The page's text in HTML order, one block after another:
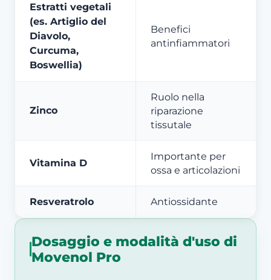
Estratti vegetali
(es. Artiglio del
Diavolo,
Curcuma,
Boswellia)
Benefici
antinfiammatori
Zinco
Ruolo nella
riparazione
tissutale
Vitamina D
Importante per
ossa e articolazioni
Resveratrolo Antiossidante
Dosaggio e modalità d'uso di
Movenol Pro